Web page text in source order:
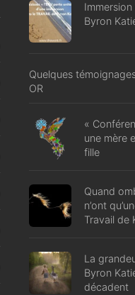
Byron
Quelques
OR
«
une mère
fille
Quand
n’ont
Travail de
La
Byron
décadent